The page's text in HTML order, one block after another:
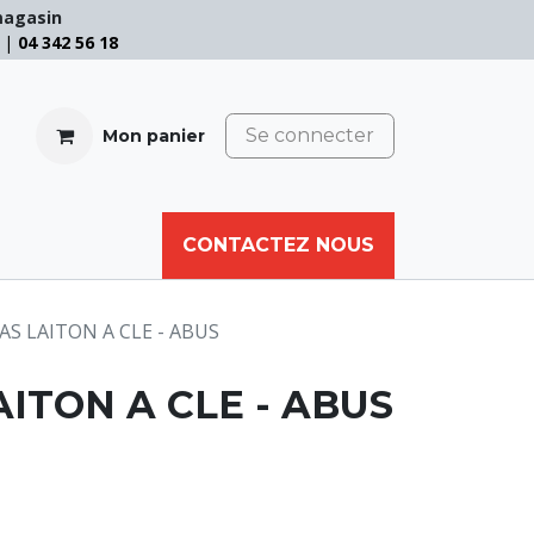
| 04 342 56 18
Mon panier Se connecter
CORDE AUTRES
CONTACTEZ NOUS
LAITON A CLE - ABUS
A CLE - ABUS